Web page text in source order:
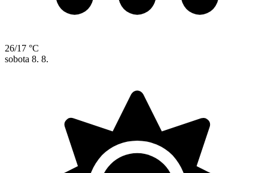
26/17 °C
sobota 8. 8.